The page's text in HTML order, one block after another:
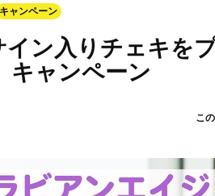
キャンペーン
ン入りチェキを
キャンペーン
こ